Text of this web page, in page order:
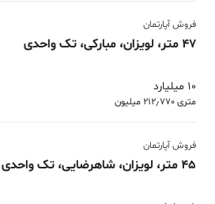
فروش آپارتمان
47 متر، لویزان، مبارکی، تک واحدی
10 میلیارد
متری 212٫770 میلیون
فروش آپارتمان
45 متر، لویزان، شاهرضایی، تک واحدی